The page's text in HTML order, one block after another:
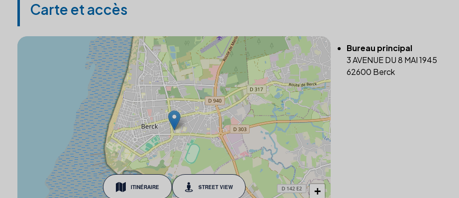
Carte et accès
ITINÉRAIRE STREET VIEW
+
Bureau principal
3 AVENUE DU 8 MAI 1945
62600 Berck